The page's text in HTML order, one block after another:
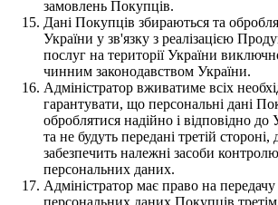
замовлень Покупців.
Дані Покупців збираються та
України у зв'язку з реалізацією
послуг на території України
чинним законодавством України.
Адміністратор вживатиме всіх
гарантувати, що персональні дані
оброблятися надійно і відповідно до
та не будуть передані третій
забезпечить належні засоби
персональних даних.
Адміністратор має право на
персональних даних Покупців